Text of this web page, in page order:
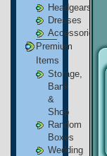
Headgears
Dresses
Accessories
Premium
Items
Storage,
Bank
&
Shop
Random
Boxes
Wedding